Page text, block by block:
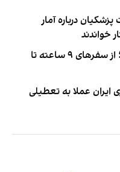
درباره آمار
خواندند
روایت فداکاری‌های محمد صلاح؛ از سفرهای ۹ ساعته تا
عملا به تعطیلی